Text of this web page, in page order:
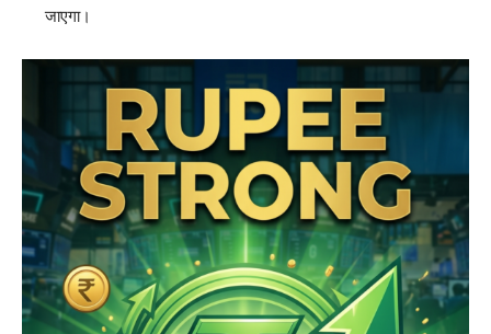
जाएगा।